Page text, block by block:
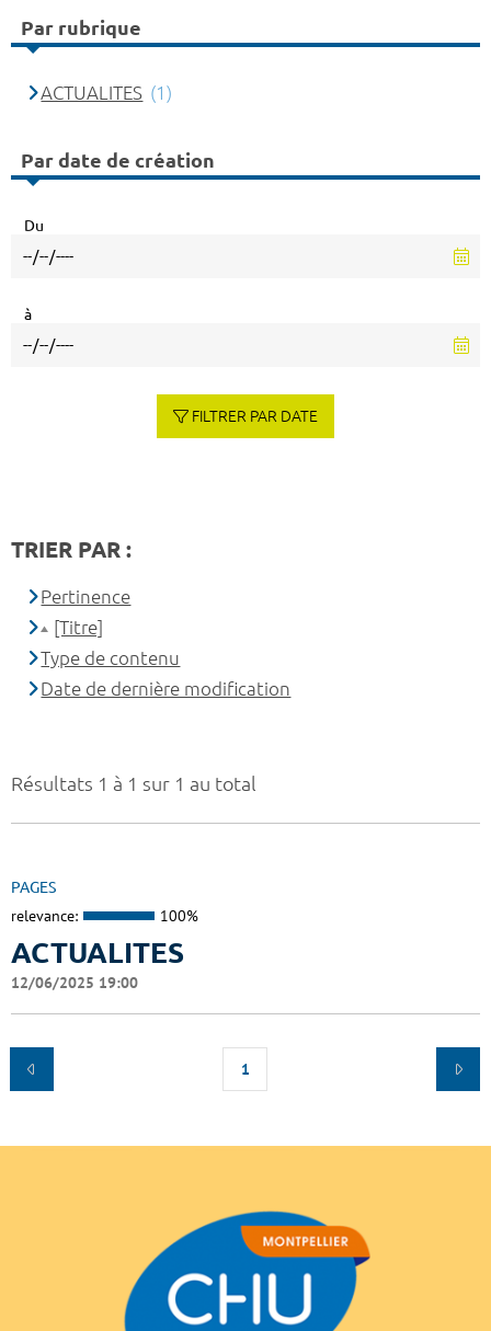
Résultats 1 à 1 sur 1 au total
PAGES
relevance: 100%
ACTUALITES
12/06/2025 19:00
1
Par rubrique
ACTUALITES (1)
Par date de création
Du
à
FILTRER PAR DATE
TRIER PAR :
Pertinence
[Titre]
Type de contenu
Date de dernière modification